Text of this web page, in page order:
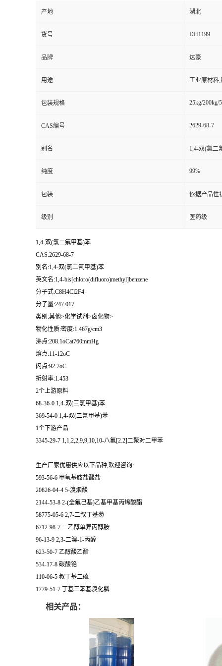
产地 湖北
货号 DH1199
品牌 达豪
用途 工业原材料
包装规格 25kg/200kg/
CAS编号 2629-68-7
别名 1,4-双(氯二
纯度 99%
包装 依据产品性
级别 医药级
1,4-双(氯二氟甲基)苯
CAS:2629-68-7
别名:1,4-双(氯二氟甲基)苯
英文名:1,4-bis[chloro(difluoro)methyl]benzene
分子式:C8H4Cl2F4
分子量:247.017
类别:其他>化学试剂>卤化物>
物化性质:密度:1.467g/cm3
沸点:208.1oCat760mmHg
熔点:11-12oC
闪点:92.7oC
折射率:1.453
2个上游原料
68-36-0 1,4-双(三氯甲基)苯
369-54-0 1,4-双(二氟甲基)苯
1个下游产品
3345-29-7 1,1,2,2,9,9,10,10-八氟[2.2]二聚对二甲苯
生产厂家优惠供应以下品种,欢迎咨询:
593-56-6 甲氧基胺盐酸盐
20826-04-4 5-溴烟酸
2144-53-8 2-(全氟己基)乙基甲基丙烯酸酯
58775-05-6 2,7-二叔丁基芴
6712-98-7 二乙醇单异丙醇胺
96-13-9 2,3-二溴-1-丙醇
623-50-7 乙醇酸乙酯
534-17-8 碳酸铯
110-06-5 叔丁基二硫
1779-51-7 丁基三苯基溴化膦
相关产品：